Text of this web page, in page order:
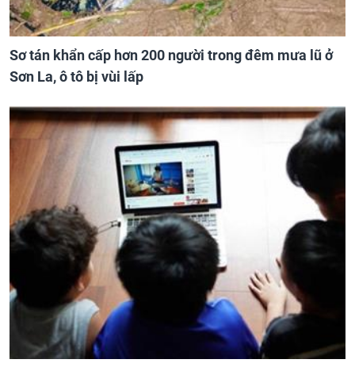
Sơ tán khẩn cấp hơn 200 người trong đêm mưa lũ ở
Sơn La, ô tô bị vùi lấp